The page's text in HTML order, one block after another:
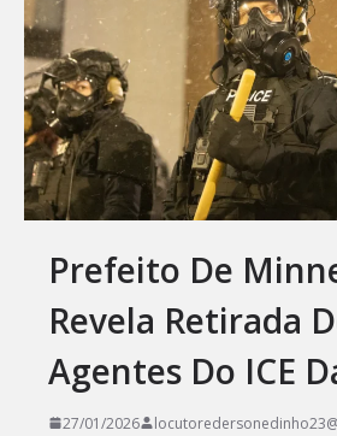
Prefeito De
Revela Retirada
Agentes Do ICE
27/01/2026